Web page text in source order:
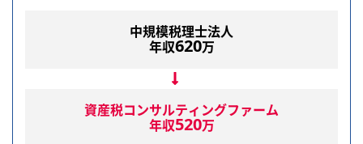
中規模税理士法人
年収620万
資産税コンサルティングファーム
年収520万